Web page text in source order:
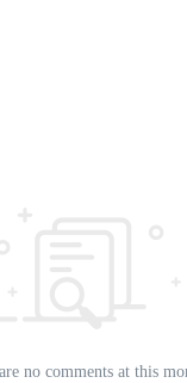
no comments at this